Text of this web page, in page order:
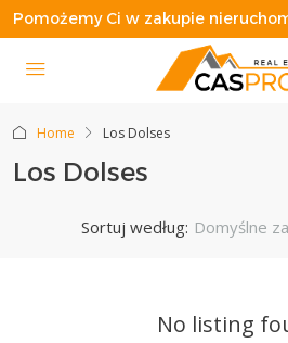
Pomożemy Ci w zakupie
Home Los Dolses
Los Dolses
Sortuj według: Domyślne
No listing